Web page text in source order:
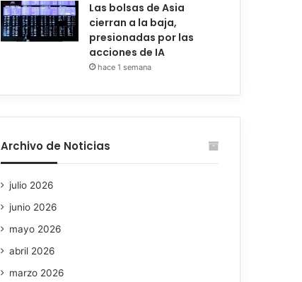
Las bolsas de Asia
cierran a la baja,
presionadas por las
acciones de IA
hace 1 semana
Archivo de Noticias
julio 2026
junio 2026
mayo 2026
abril 2026
marzo 2026